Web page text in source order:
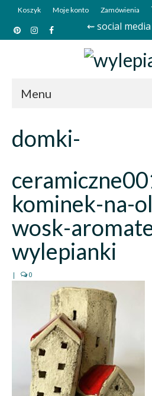
Koszyk Moje konto Zamówienia
⇜ social media
Menu
Sklep
Kim jesteśmy?
Kontakt
Deutsch
domki-
kominek-na-
wosk-
wylepianki
| 0